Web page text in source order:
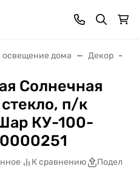
освещение дома Декор
Солнечная
п/к
КУ-100-
К сравнению